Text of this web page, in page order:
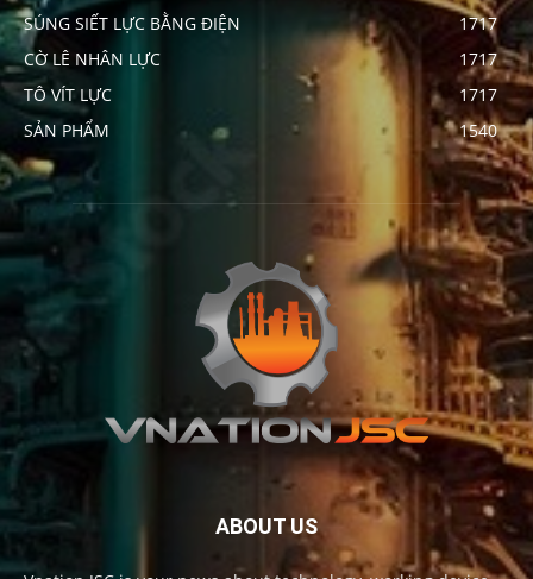
SÚNG SIẾT LỰC BẰNG ĐIỆN
1717
CỜ LÊ NHÂN LỰC
1717
TÔ VÍT LỰC
1717
SẢN PHẨM
1540
ABOUT US